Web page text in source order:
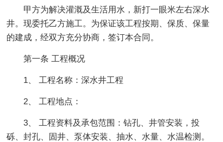
甲方为解决灌溉及生活用水，新打一眼米左右深水
井。现委托乙方施工。为保证该工程按期、保质、保量
的建成，经双方充分协商，签订本合同。
第一条 工程概况
1、 工程名称：深水井工程
2、 工程地点：
3、 工程资料及承包范围：钻孔、井管安装，投
砾、封孔、固井、泵体安装、抽水、水量、水温检测。